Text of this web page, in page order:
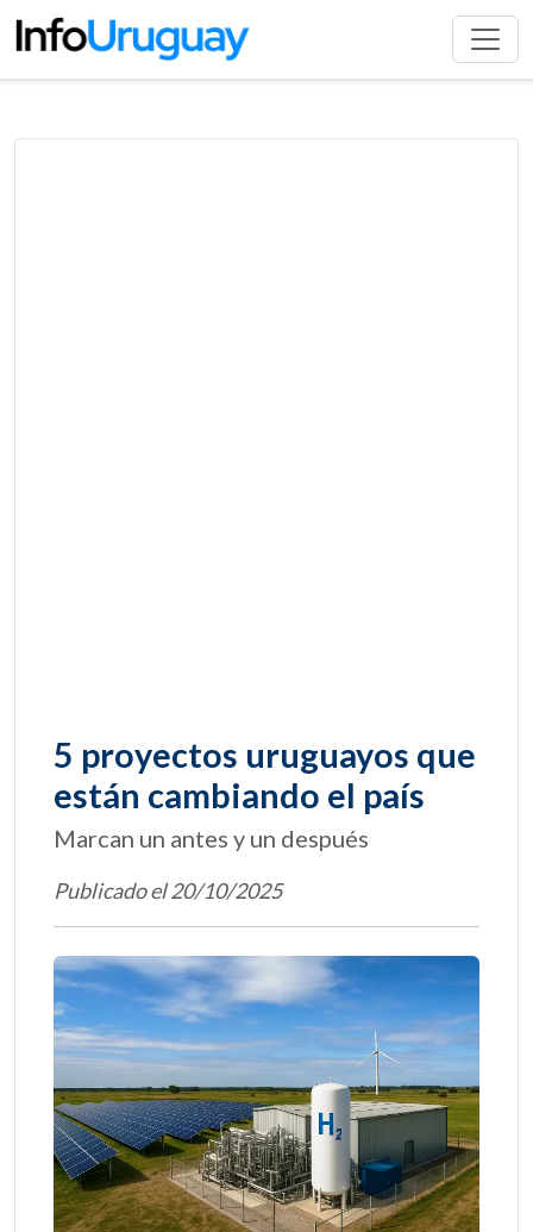
5 proyectos uruguayos que
están cambiando el país
Marcan un antes y un después
Publicado el 20/10/2025